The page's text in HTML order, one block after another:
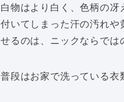
白物はより白く、色柄の冴
付いてしまった汗の汚れや
せるのは、ニックならでは
普段はお家で洗っている衣